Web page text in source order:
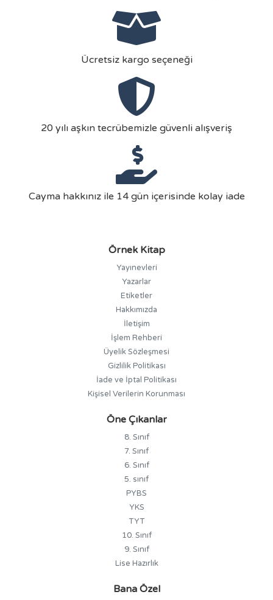
Ücretsiz kargo seçeneği
20 yılı aşkın tecrübemizle güvenli alışveriş
Cayma hakkınız ile 14 gün içerisinde kolay iade
Örnek Kitap
Yayınevleri
Yazarlar
Etiketler
Hakkımızda
İletişim
İşlem Rehberi
Üyelik Sözleşmesi
Gizlilik Politikası
İade ve İptal Politikası
Kişisel Verilerin Korunması
Öne Çıkanlar
8. Sınıf
7. Sınıf
6. Sınıf
5. sınıf
PYBS
YKS
TYT
10. Sınıf
9. Sınıf
Lise Hazırlık
Bana Özel